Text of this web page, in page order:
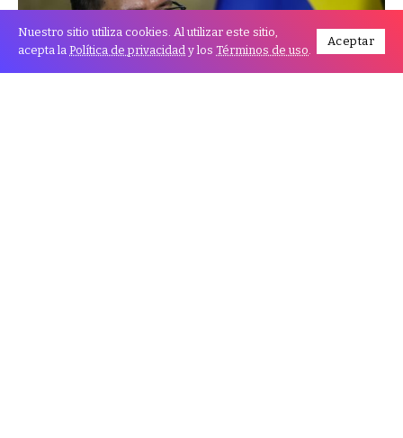
Nuestro sitio utiliza cookies. Al utilizar este sitio,
acepta la Política de privacidad y los Términos de uso.
Aceptar